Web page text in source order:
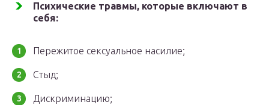
Психические травмы, которые включают в
себя:
Пережитое сексуальное насилие;
Стыд;
Дискриминацию;